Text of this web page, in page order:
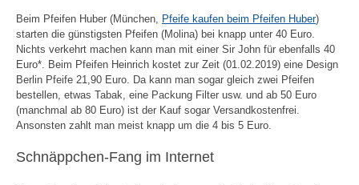
Beim Pfeifen Huber (München, Pfeife kaufen beim Pfeifen Huber)
starten die günstigsten Pfeifen (Molina) bei knapp unter 40 Euro.
Nichts verkehrt machen kann man mit einer Sir John für ebenfalls 40
Euro*. Beim Pfeifen Heinrich kostet zur Zeit (01.02.2019) eine Design
Berlin Pfeife 21,90 Euro. Da kann man sogar gleich zwei Pfeifen
bestellen, etwas Tabak, eine Packung Filter usw. und ab 50 Euro
(manchmal ab 80 Euro) ist der Kauf sogar Versandkostenfrei.
Ansonsten zahlt man meist knapp um die 4 bis 5 Euro.
Schnäppchen-Fang im Internet